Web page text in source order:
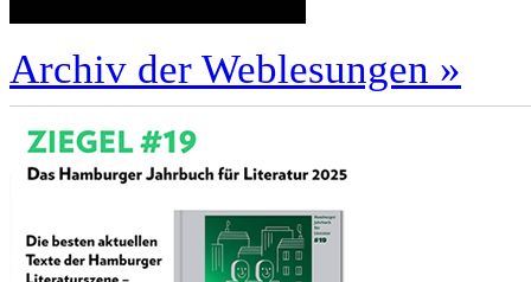
Archiv der Weblesungen »